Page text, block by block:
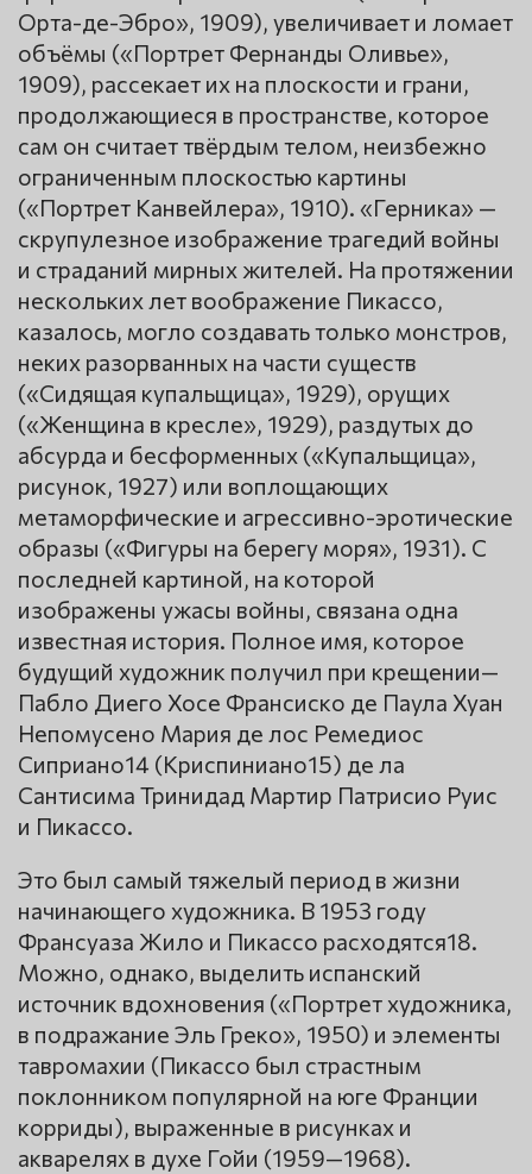
Орта-де-Эбро», 1909), увеличивает и ломает
объёмы («Портрет Фернанды Оливье»,
1909), рассекает их на плоскости и грани,
продолжающиеся в пространстве, которое
сам он считает твёрдым телом, неизбежно
ограниченным плоскостью картины
(«Портрет Канвейлера», 1910). «Герника» —
скрупулезное изображение трагедий войны
и страданий мирных жителей. На протяжении
нескольких лет воображение Пикассо,
казалось, могло создавать только монстров,
неких разорванных на части существ
(«Сидящая купальщица», 1929), орущих
(«Женщина в кресле», 1929), раздутых до
абсурда и бесформенных («Купальщица»,
рисунок, 1927) или воплощающих
метаморфические и агрессивно-эротические
образы («Фигуры на берегу моря», 1931). С
последней картиной, на которой
изображены ужасы войны, связана одна
известная история. Полное имя, которое
будущий художник получил при крещении—
Пабло Диего Хосе Франсиско де Паула Хуан
Непомусено Мария де лос Ремедиос
Сиприано14 (Криспиниано15) де ла
Сантисима Тринидад Мартир Патрисио Руис
и Пикассо.
Это был самый тяжелый период в жизни
начинающего художника. В 1953 году
Франсуаза Жило и Пикассо расходятся18.
Можно, однако, выделить испанский
источник вдохновения («Портрет художника,
в подражание Эль Греко», 1950) и элементы
тавромахии (Пикассо был страстным
поклонником популярной на юге Франции
корриды), выраженные в рисунках и
акварелях в духе Гойи (1959—1968).